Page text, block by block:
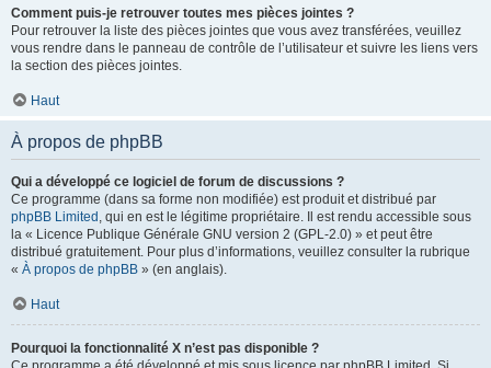
Comment puis-je retrouver toutes mes pièces jointes ?
Pour retrouver la liste des pièces jointes que vous avez transférées, veuillez
vous rendre dans le panneau de contrôle de l’utilisateur et suivre les liens vers
la section des pièces jointes.
Haut
À propos de phpBB
Qui a développé ce logiciel de forum de discussions ?
Ce programme (dans sa forme non modifiée) est produit et distribué par
phpBB Limited , qui en est le légitime propriétaire. Il est rendu accessible sous
la « Licence Publique Générale GNU version 2 (GPL-2.0) » et peut être
distribué gratuitement. Pour plus d’informations, veuillez consulter la rubrique
« À propos de phpBB » (en anglais).
Haut
Pourquoi la fonctionnalité X n’est pas disponible ?